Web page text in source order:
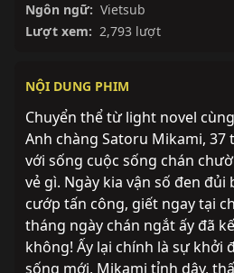
Ngôn ngữ: Vietsub
Lượt xem: 2,793 lượt
NỘI DUNG PHIM
Chuyển thể từ light novel
Anh chàng Satoru Mikami, 37
với sống cuộc sống chán
vẻ gì. Ngày kia vận số đen đủi
cướp tấn công, giết ngay tại
tháng ngày chán ngắt ấy đã
không! Ấy lại chính là sự khởi
sống mới, Mikami tỉnh dậy,